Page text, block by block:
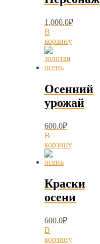
1,000.0₽
В
корзину
Осенний
урожай
600.0₽
В
корзину
Краски
осени
600.0₽
В
корзину